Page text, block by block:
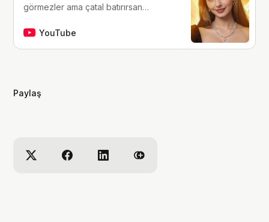
görmezler ama çatal batırırsan
çocukluğumdan beri tutkunu olduğum
de bana eşlik etmek isterseniz,
YouTube
Paylaş